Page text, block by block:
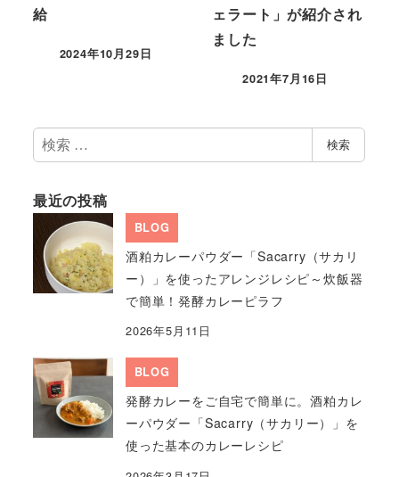
給
2024年10月29日
ェラート」が紹介され
ました
2021年7月16日
検
索
検索
最近の投稿
BLOG
酒粕カレーパウダー「Sacarry（サカリ
ー）」を使ったアレンジレシピ～炊飯器
で簡単！発酵カレーピラフ
2026年5月11日
BLOG
発酵カレーをご自宅で簡単に。酒粕カレ
ーパウダー「Sacarry（サカリー）」を
使った基本のカレーレシピ